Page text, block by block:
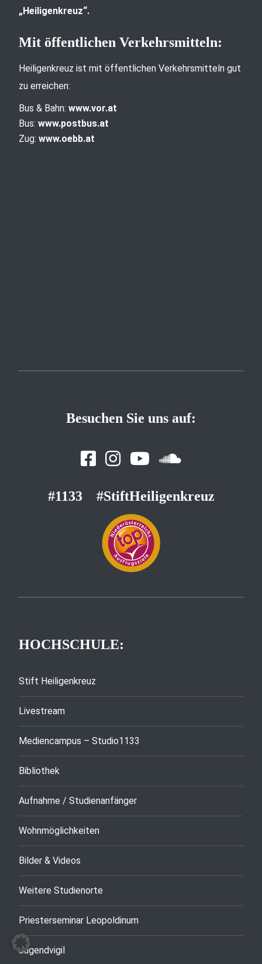
„Heiligenkreuz“.
Mit öffentlichen Verkehrsmitteln:
Heiligenkreuz ist mit öffentlichen Verkehrsmitteln gut
zu erreichen:
Bus & Bahn: www.vor.at
Bus: www.postbus.at
Zug: www.oebb.at
Besuchen Sie uns auf:
#1133 #StiftHeiligenkreuz
HOCHSCHULE:
Stift Heiligenkreuz
Livestream
Mediencampus – Studio1133
Bibliothek
Aufnahme / Studienanfänger
Wohnmöglichkeiten
Bilder & Videos
Weitere Studienorte
Priesterseminar Leopoldinum
Jugendvigil